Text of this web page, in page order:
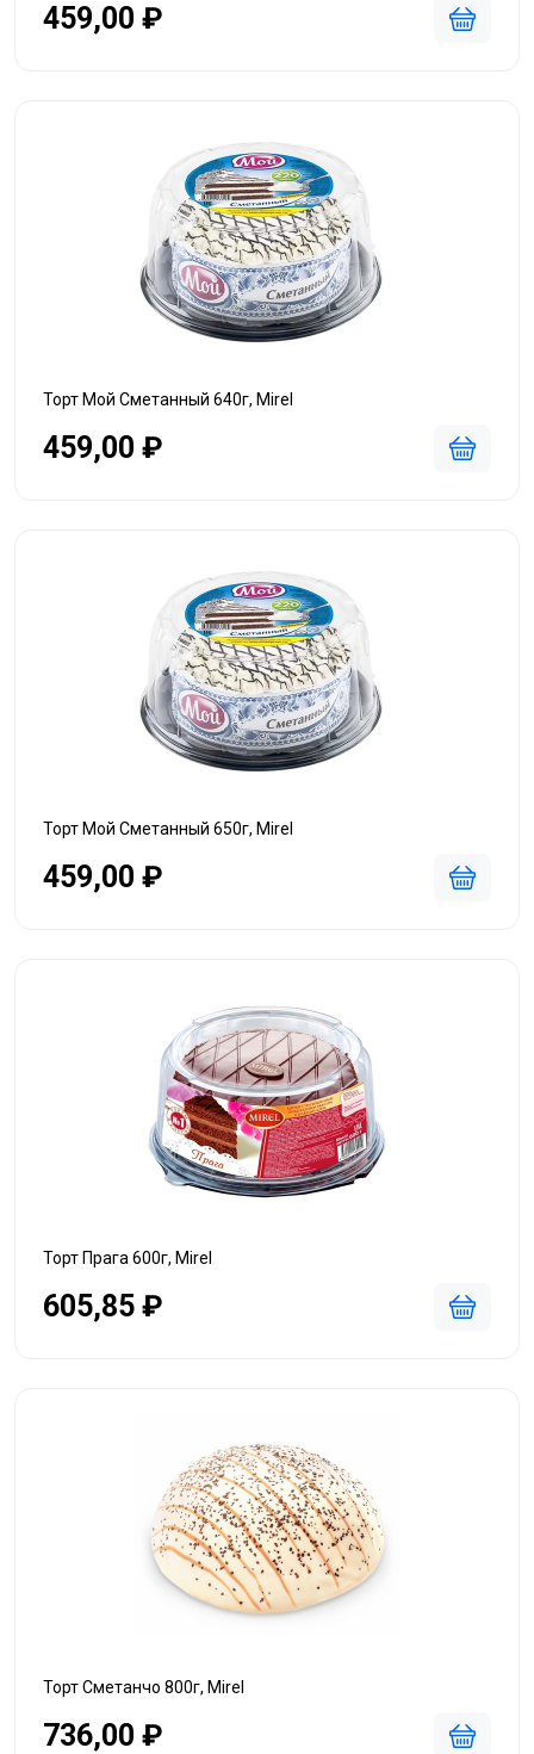
459,00 ₽
Торт Мой Сметанный 640г, Mirel
459,00 ₽
Торт Мой Сметанный 650г, Mirel
459,00 ₽
Торт Прага 600г, Mirel
605,85 ₽
Торт Сметанчо 800г, Mirel
736,00 ₽